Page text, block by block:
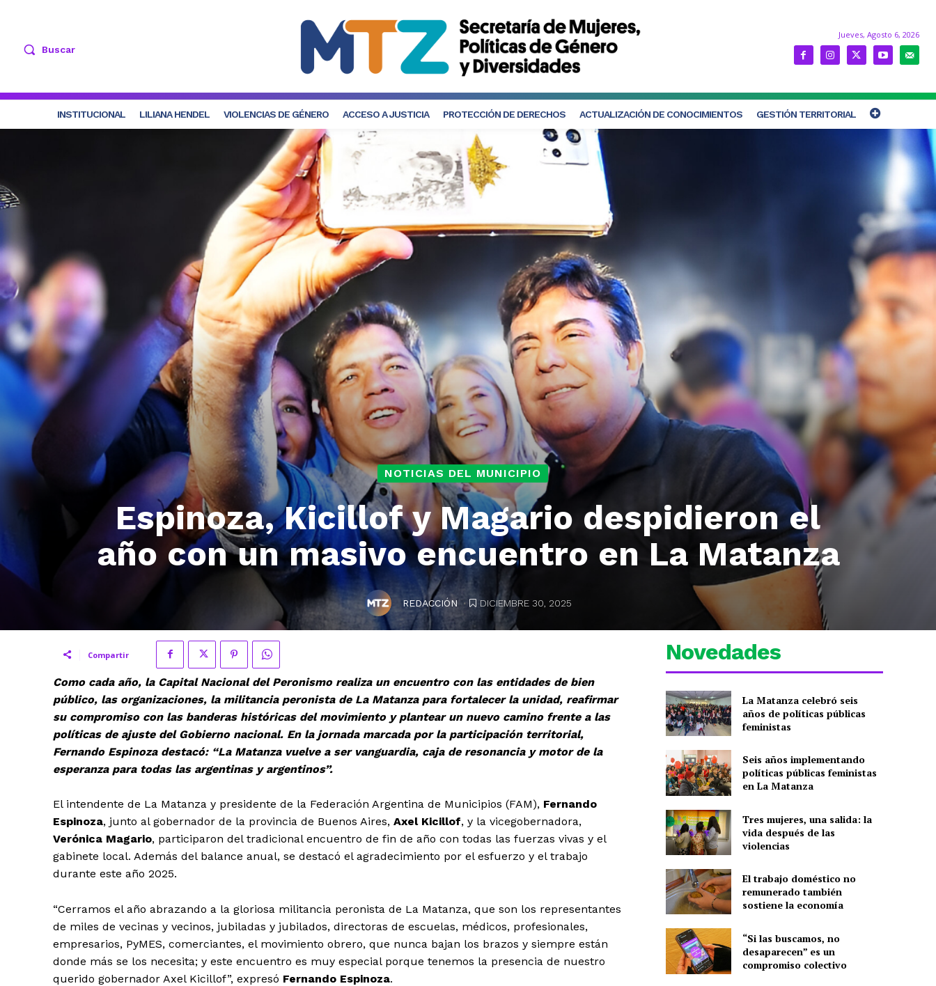
Buscar
Jueves, Agosto 6, 2026
INSTITUCIONAL LILIANA HENDEL VIOLENCIAS DE GÉNERO ACCESO A JUSTICIA PROTECCIÓN DE DERECHOS ACTUALIZACIÓN DE CONOCIMIENTOS GESTIÓN TERRITORIAL
NOTICIAS DEL MUNICIPIO
Espinoza, Kicillof y Magario despidieron el
año con un masivo encuentro en La Matanza
REDACCIÓN . DICIEMBRE 30, 2025
Compartir
Como cada año, la Capital Nacional del Peronismo realiza un encuentro con las entidades de bien
público, las organizaciones, la militancia peronista de La Matanza para fortalecer la unidad, reafirmar
su compromiso con las banderas históricas del movimiento y plantear un nuevo camino frente a las
políticas de ajuste del Gobierno nacional. En la jornada marcada por la participación territorial,
Fernando Espinoza destacó: “La Matanza vuelve a ser vanguardia, caja de resonancia y motor de la
esperanza para todas las argentinas y argentinos”.
El intendente de La Matanza y presidente de la Federación Argentina de Municipios (FAM), Fernando
Espinoza, junto al gobernador de la provincia de Buenos Aires, Axel Kicillof, y la vicegobernadora,
Verónica Magario, participaron del tradicional encuentro de fin de año con todas las fuerzas vivas y el
gabinete local. Además del balance anual, se destacó el agradecimiento por el esfuerzo y el trabajo
durante este año 2025.
“Cerramos el año abrazando a la gloriosa militancia peronista de La Matanza, que son los representantes
de miles de vecinas y vecinos, jubiladas y jubilados, directoras de escuelas, médicos, profesionales,
empresarios, PyMES, comerciantes, el movimiento obrero, que nunca bajan los brazos y siempre están
donde más se los necesita; y este encuentro es muy especial porque tenemos la presencia de nuestro
querido gobernador Axel Kicillof”, expresó Fernando Espinoza.
Novedades
La Matanza celebró seis
años de políticas públicas
feministas
Seis años implementando
políticas públicas feministas
en La Matanza
Tres mujeres, una salida: la
vida después de las
violencias
El trabajo doméstico no
remunerado también
sostiene la economía
“Si las buscamos, no
desaparecen” es un
compromiso colectivo